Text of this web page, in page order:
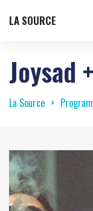
LA SOURCE
Joysad
La Source